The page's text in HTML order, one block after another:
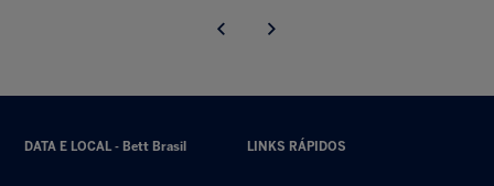
DATA E LOCAL - Bett Brasil LINKS RÁPIDOS